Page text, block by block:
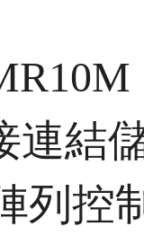
連結
列